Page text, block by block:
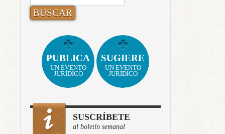
PUBLICA
UN EVENTO
JURÍDICO
SUGIERE
UN EVENTO
JURÍDICO
SUSCRÍBETE
al boletín semanal